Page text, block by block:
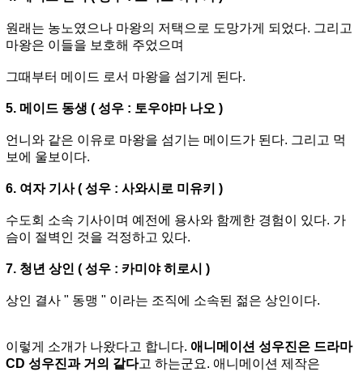
원래는 농노였으나 마왕의 저택으로 도망가게 되었다. 그리고
마왕은 이들을 보호해 주었으며
그때부터 메이드 로서 마왕을 섬기게 된다.
5. 메이드 동생 ( 성우 : 토우야마 나오 )
언니와 같은 이유로 마왕을 섬기는 메이드가 된다. 그리고 먹
보에 울보이다.
6. 여자 기사 ( 성우 : 사와시로 미유키 )
수도회 소속 기사이며 예전에 용사와 함께한 경험이 있다. 가
슴이 절벽인 것을 걱정하고 있다.
7. 청년 상인 ( 성우 : 카미야 히로시 )
상인 결사 " 동맹 " 이라는 조직에 소속된 젊은 상인이다.
이렇게 소개가 나왔다고 합니다. 애니메이션 성우진은 드라마
CD 성우진과 거의 같다고 하는군요. 애니메이션 제작은